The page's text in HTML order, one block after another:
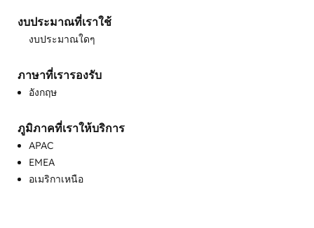
การสร้างแบรนด์
การโอนย้าย CRM
แบบสำรวจและการวิเคราะห์ลูกค้า
งบประมาณที่เราใช้
งบประมาณใดๆ
ภาษาที่เรารองรับ
อังกฤษ
ภูมิภาคที่เราให้บริการ
APAC
EMEA
อเมริกาเหนือ